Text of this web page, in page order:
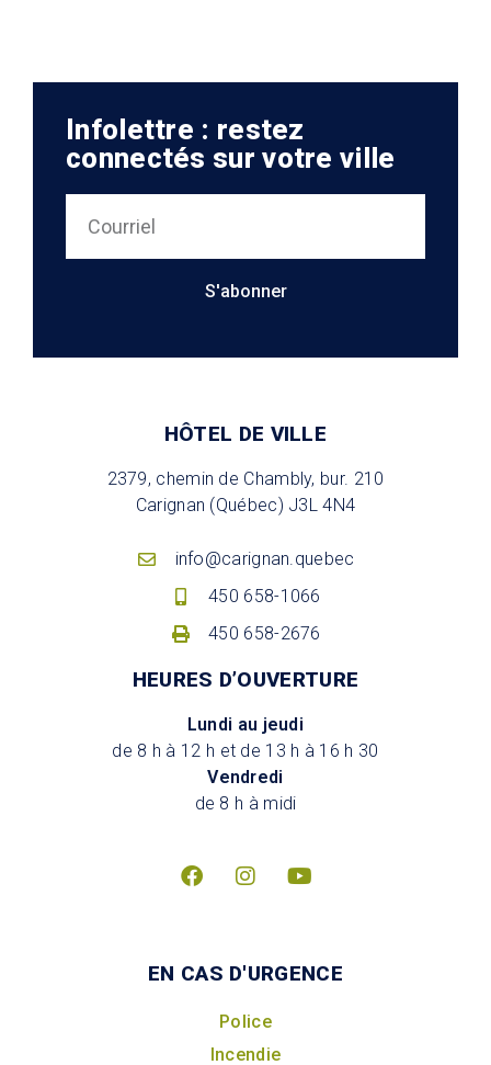
Infolettre : restez
connectés sur votre ville
S'abonner
HÔTEL DE VILLE
2379, chemin de Chambly, bur. 210
Carignan (Québec) J3L 4N4
info@carignan.quebec
450 658-1066
450 658-2676
HEURES D’OUVERTURE
Lundi au jeudi
de 8 h à 12 h et de 13 h à 16 h 30
Vendredi
de 8 h à midi
EN CAS D'URGENCE
Police
Incendie